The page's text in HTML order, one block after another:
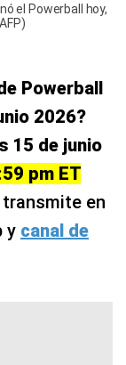
el Powerball hoy,
Powerball
2026?
15 de junio
pm ET
en
y canal de